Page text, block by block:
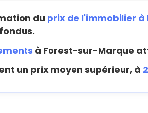
du prix de l'immobilier
à Forest-sur-Marque
un prix moyen supérieur, à